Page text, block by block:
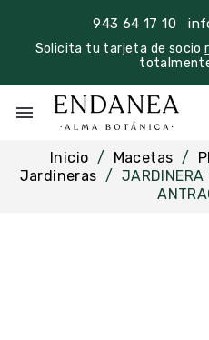
943 64 17 10
Solicita tu tarjeta de socio
menu
Inicio Macetas
Jardineras
JARDINERA